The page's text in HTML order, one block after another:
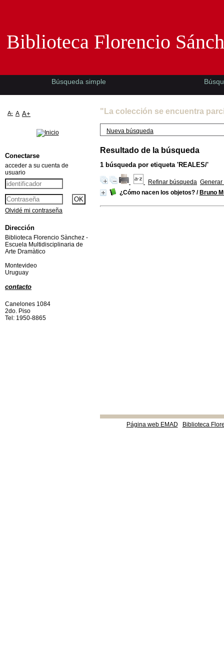
"La colección se encuentra
Nueva búsqueda
Resultado de la búsqueda
1 búsqueda por etiqueta 'REALES/'
Refinar búsqueda Generar
¿Cómo nacen los objetos? / Bruno
Página web EMAD Biblioteca
Biblioteca Florencio
Búsqueda simple
A- A A+
Conectarse
acceder a su cuenta de
usuario
Olvidé mi contraseña
Dirección
Biblioteca Florencio Sànchez -
Escuela Multidisciplinaria de
Arte Dramàtico
Montevideo
Uruguay
contacto
Canelones 1084
2do. Piso
Tel: 1950-8865